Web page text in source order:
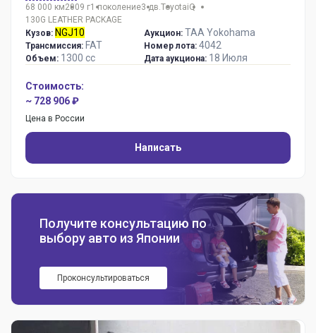
68 000 км2009 г1 поколение3 дв.ToyotaiQ
130G LEATHER PACKAGE
Кузов: NGJ10
Трансмиссия: FAT
Объем: 1300 сс
Аукцион: TAA Yokohama
Номер лота: 4042
Дата аукциона: 18 Июля
Стоимость:
~ 728 906 ₽
Цена в России
Написать
Получите консультацию по
выбору авто из Японии
Проконсультироваться